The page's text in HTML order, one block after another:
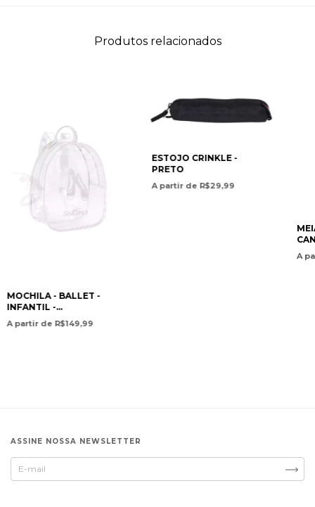
Produtos relacionados
MOCHILA - BALLET -
INFANTIL -
TRANSPARENTE - PRATA -
SÓ DANÇA
A partir de R$149,99
ESTOJO CRINKLE -
PRETO
A partir de R$29,99
A
ASSINE NOSSA NEWSLETTER